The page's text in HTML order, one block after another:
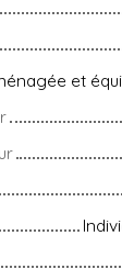
et